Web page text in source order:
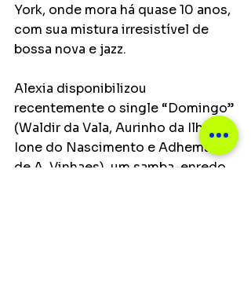
York, onde mora há quase 10 anos,
com sua mistura irresistível de
bossa nova e jazz.
Alexia disponibilizou
recentemente o single “Domingo”
(Waldir da Vala, Aurinho da Ilha,
Ione do Nascimento e Adhemar
de A. Vinhaes), um samba-enredo